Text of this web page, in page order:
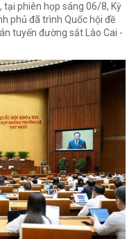
phiên họp sáng 06/8, Kỳ
phủ đã trình Quốc hội đề
tuyến đường sắt Lào Cai -